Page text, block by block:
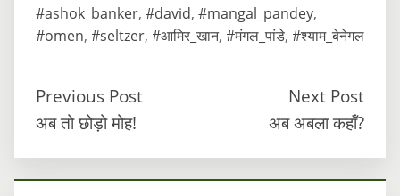
#ashok_banker, #david, #mangal_pandey,
#omen, #seltzer, #आमिर_खान, #मंगल_पांडे, #श्याम_बेनेगल
Previous Post
अब तो छोड़ो मोह!
Next Post
अब अबला कहाँ?